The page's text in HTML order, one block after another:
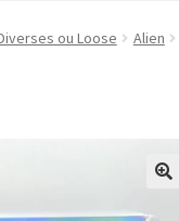
ou Loose Alien